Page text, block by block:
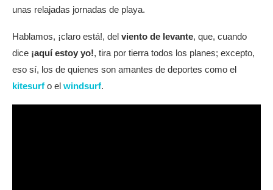
unas relajadas jornadas de playa.
Hablamos, ¡claro está!, del viento de levante, que, cuando
dice ¡aquí estoy yo!, tira por tierra todos los planes; excepto,
eso sí, los de quienes son amantes de deportes como el
kitesurf o el windsurf.